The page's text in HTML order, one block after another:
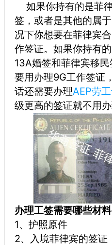
如果你持有的是菲
签，或者是其他的属
况下你想要在菲律宾
作签证。如果你持有
13A婚签和菲律宾移
要用办理9G工作签证
话还需要办理AEP劳
级更高的签证就不用办
办理工签需要哪些材料
1、护照原件
2、入境菲律宾的签证